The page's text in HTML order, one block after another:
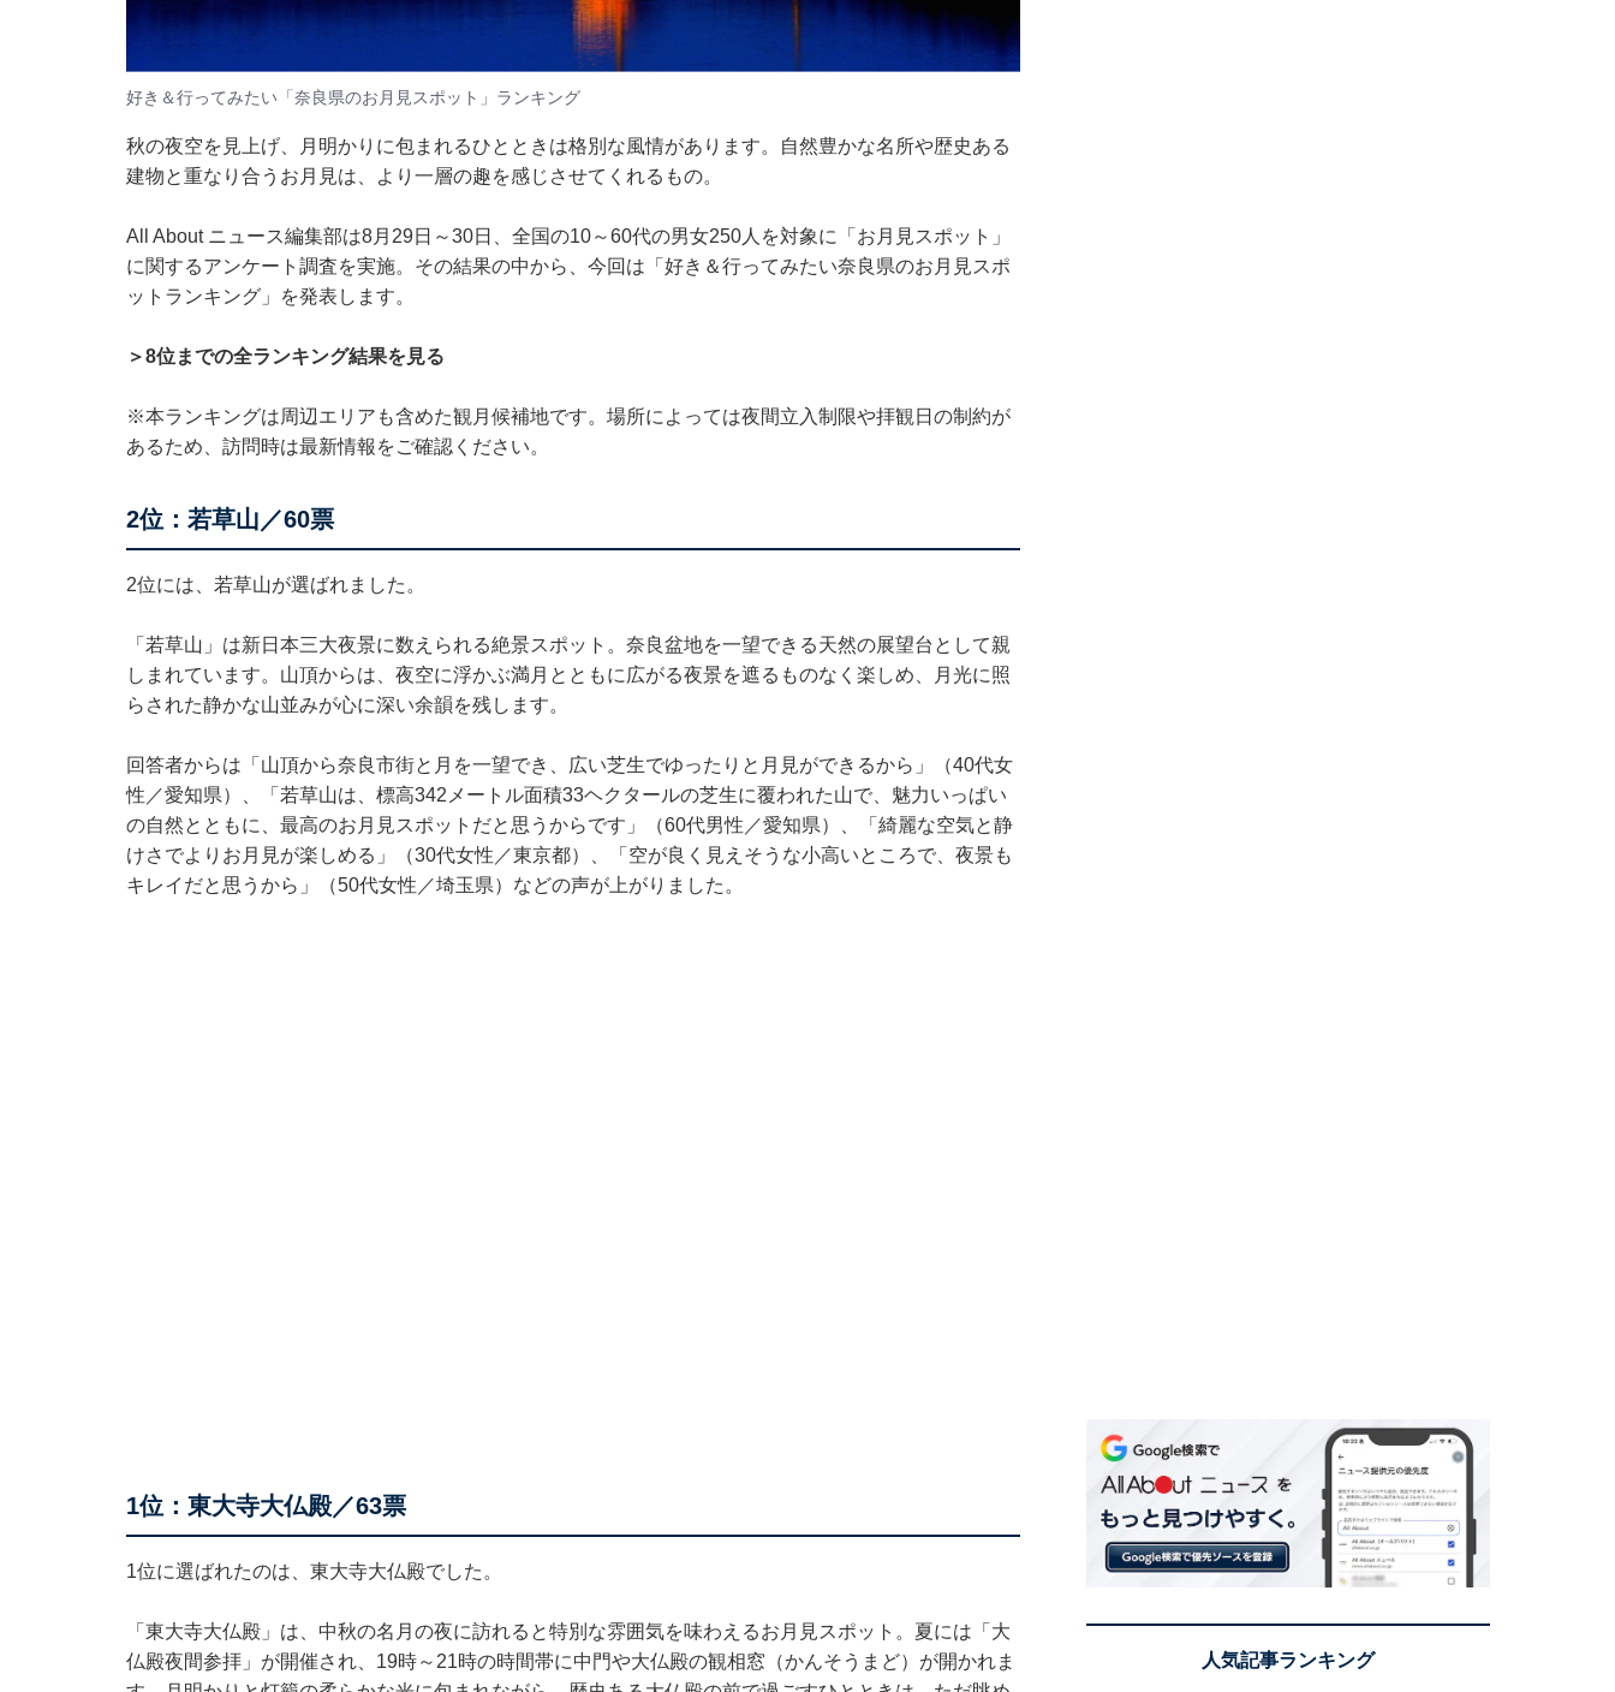
好き＆行ってみたい「奈良県のお月見スポット」ランキング
秋の夜空を見上げ、月明かりに包まれるひとときは格別な風情があります。自然豊かな名所や歴史ある
建物と重なり合うお月見は、より一層の趣を感じさせてくれるもの。
All About ニュース編集部は8月29日～30日、全国の10～60代の男女250人を対象に「お月見スポット」
に関するアンケート調査を実施。その結果の中から、今回は「好き＆行ってみたい奈良県のお月見スポ
ットランキング」を発表します。
＞8位までの全ランキング結果を見る
※本ランキングは周辺エリアも含めた観月候補地です。場所によっては夜間立入制限や拝観日の制約が
あるため、訪問時は最新情報をご確認ください。
2位：若草山／60票
2位には、若草山が選ばれました。
「若草山」は新日本三大夜景に数えられる絶景スポット。奈良盆地を一望できる天然の展望台として親
しまれています。山頂からは、夜空に浮かぶ満月とともに広がる夜景を遮るものなく楽しめ、月光に照
らされた静かな山並みが心に深い余韻を残します。
回答者からは「山頂から奈良市街と月を一望でき、広い芝生でゆったりと月見ができるから」（40代女
性／愛知県）、「若草山は、標高342メートル面積33ヘクタールの芝生に覆われた山で、魅力いっぱい
の自然とともに、最高のお月見スポットだと思うからです」（60代男性／愛知県）、「綺麗な空気と静
けさでよりお月見が楽しめる」（30代女性／東京都）、「空が良く見えそうな小高いところで、夜景も
キレイだと思うから」（50代女性／埼玉県）などの声が上がりました。
1位：東大寺大仏殿／63票
1位に選ばれたのは、東大寺大仏殿でした。
「東大寺大仏殿」は、中秋の名月の夜に訪れると特別な雰囲気を味わえるお月見スポット。夏には「大
仏殿夜間参拝」が開催され、19時～21時の時間帯に中門や大仏殿の観相窓（かんそうまど）が開かれま